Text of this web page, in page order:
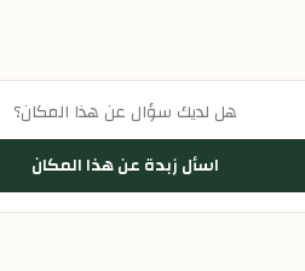
هل لديك سؤال عن هذا المكان؟
اسأل زبدة عن هذا المكان